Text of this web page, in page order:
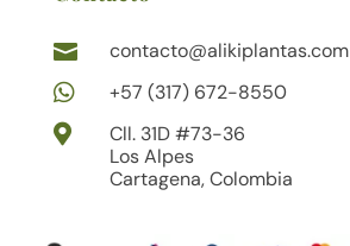

contacto@alikiplantas.com

+57 (317) 672-8550

Cll. 31D #73-36
Los Alpes
Cartagena, Colombia